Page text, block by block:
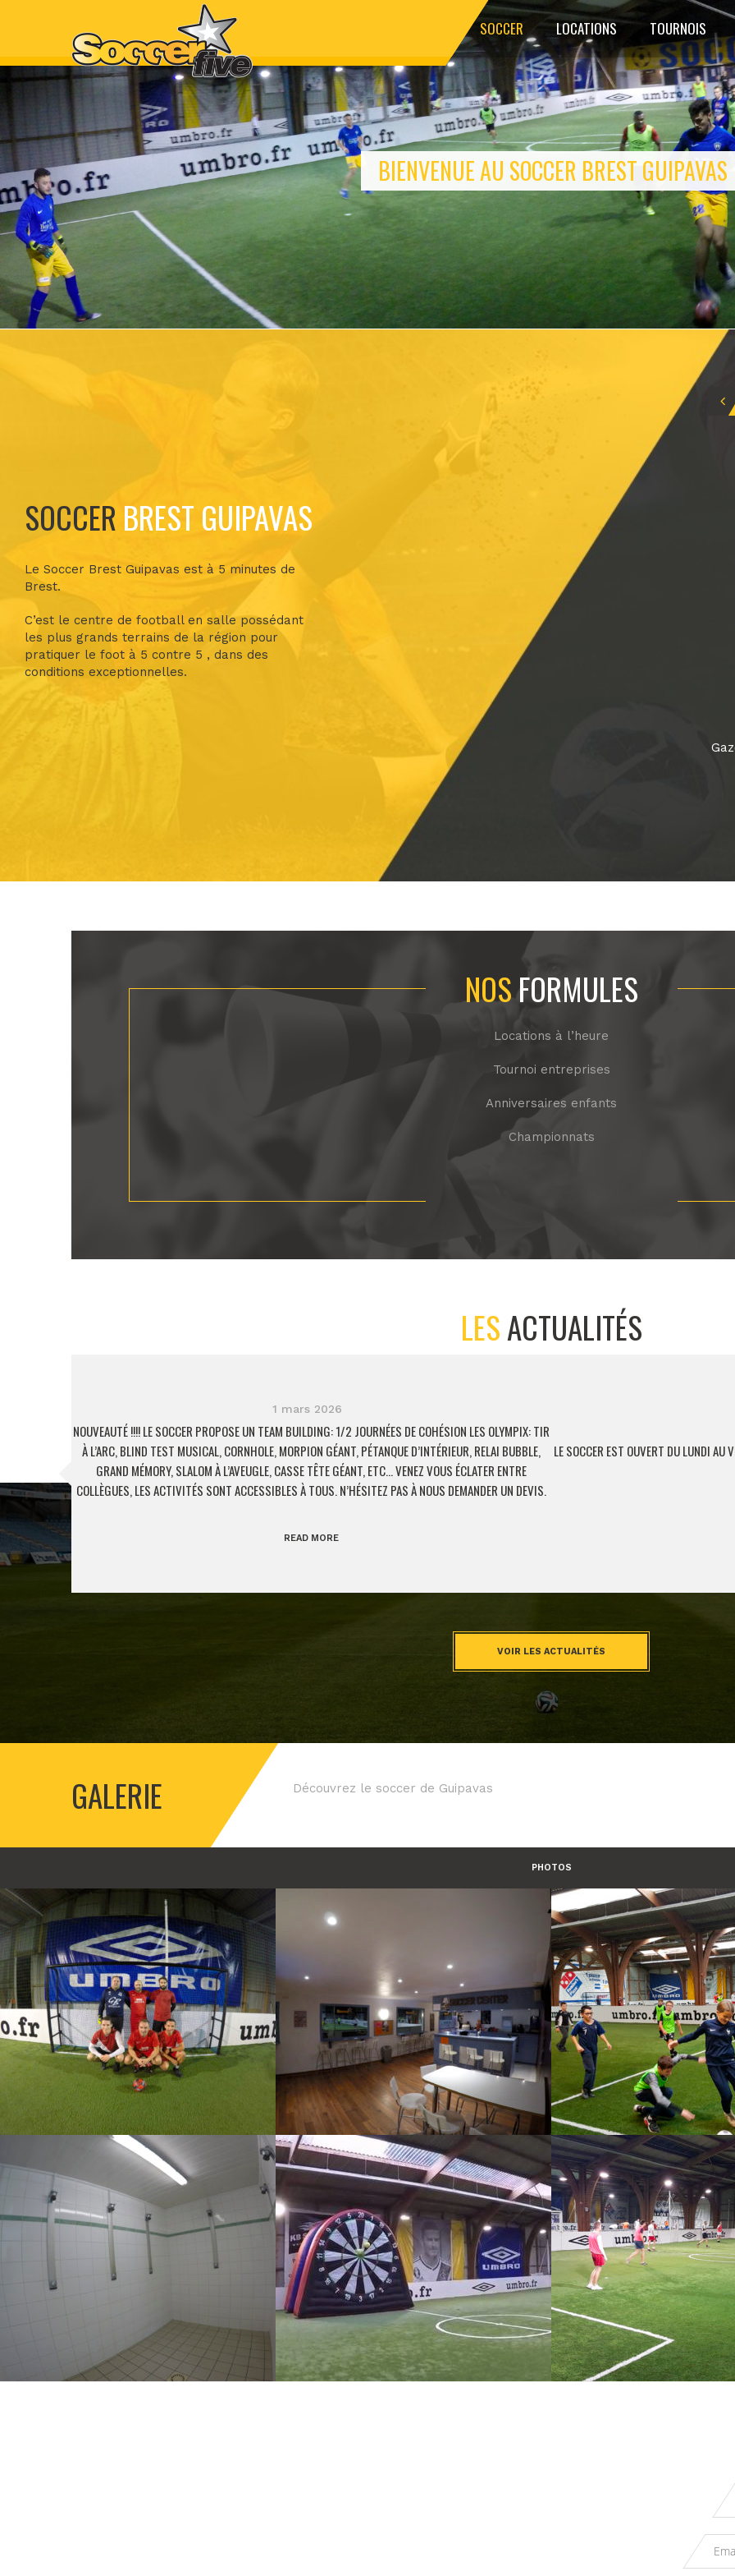
SOCCER LOCATIONS TOURNOIS
BIENVENUE AU SOCCER BREST GUIPAVAS
SOCCER BREST GUIPAVAS
Le Soccer Brest Guipavas est à 5 minutes de
Brest.
C’est le centre de football en salle possédant
les plus grands terrains de la région pour
pratiquer le foot à 5 contre 5 , dans des
conditions exceptionnelles.
NOSFORMULES
Locations à l’heure
Tournoi entreprises
Anniversaires enfants
Championnats
LESACTUALITÉS
1 mars 2026
NOUVEAUTÉ !!!! LE SOCCER PROPOSE UN TEAM BUILDING: 1/2 JOURNÉES DE COHÉSION LES OLYMPIX: TIR
À L’ARC, BLIND TEST MUSICAL, CORNHOLE, MORPION GÉANT, PÉTANQUE D’INTÉRIEUR, RELAI BUBBLE,
GRAND MÉMORY, SLALOM À L’AVEUGLE, CASSE TÊTE GÉANT, ETC… VENEZ VOUS ÉCLATER ENTRE
COLLÈGUES, LES ACTIVITÉS SONT ACCESSIBLES À TOUS. N’HÉSITEZ PAS À NOUS DEMANDER UN DEVIS.
READ MORE
LE SOCCER EST OUVERT DU LUNDI
VOIR LES ACTUALITÉS
GALERIE Découvrez le soccer de Guipavas
PHOTOS
EQUIPE DE SOCCER
VESTIAIRES CIBLE